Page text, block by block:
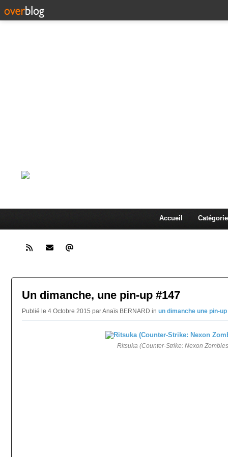
Accueil
Un dimanche, une pin-up #147
Publié le 4 Octobre 2015 par Anaïs BERNARD in un dimanche une pin-up
Ritsuka (Counter-Strike: Nexon